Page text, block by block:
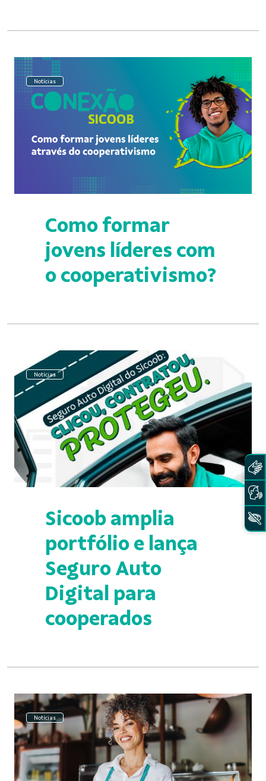
Notícias
Como formar
jovens líderes com
o cooperativismo?
Notícias
Sicoob amplia
portfólio e lança
Seguro Auto
Digital para
cooperados
Notícias